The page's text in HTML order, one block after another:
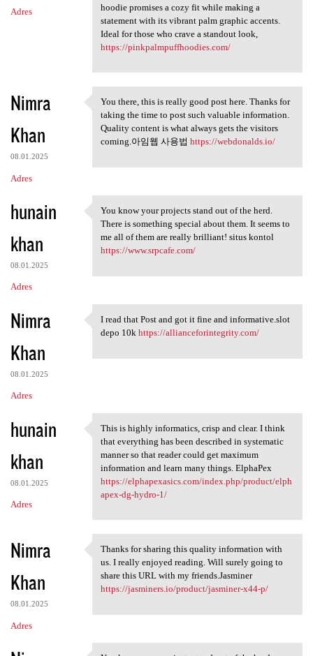
Adres
hoodie promises a cozy fit while making a
statement with its vibrant palm graphic accents.
Ideal for those who crave a standout look,
https://pinkpalmpuffhoodies.com/
Nimra
Khan
08.01.2025
Adres
You there, this is really
You there, this is really good post here. Thanks for
taking the time to post such valuable information.
Quality content is what always gets the visitors
coming.아임웹 사용법 https://webdonalds.io/
hunain
khan
08.01.2025
Adres
You know your projects stand
You know your projects stand out of the herd.
There is something special about them. It seems to
me all of them are really brilliant! situs kontol
https://www.srpcafe.com/
Nimra
Khan
08.01.2025
Adres
I read that Post and got it
I read that Post and got it fine and informative.slot
depo 10k https://allianceforintegrity.com/
hunain
khan
08.01.2025
Adres
This is highly informatics,
This is highly informatics, crisp and clear. I think
that everything has been described in systematic
manner so that reader could get maximum
information and learn many things. ElphaPex
https://elphapexasics.com/index.php/product/elph
apex-dg-hydro-1/
Nimra
Khan
08.01.2025
Adres
Thanks for sharing this
Thanks for sharing this quality information with
us. I really enjoyed reading. Will surely going to
share this URL with my friends.Jasminer
https://jasminers.io/product/jasminer-x44-p/